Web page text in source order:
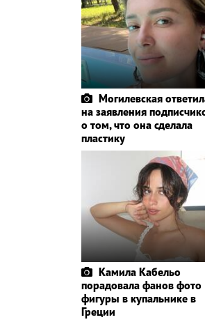
Могилевская
на заявления
о том, что она сделала
пластику
Камила Кабельо
порадовала фанов фото
фигуры в купальнике в
Греции